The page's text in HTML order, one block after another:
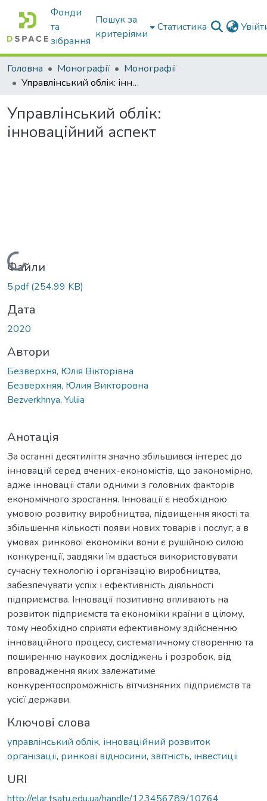
Фонди
та
зібрання
Пошук за
критеріями
Статистика
Головна Монографії
Монографії
Управлінський облік: інноваційний аспект
Управлінський облік:
інноваційний аспект
Вантажиться...
Файли
5.pdf(254.99 KB)
Дата
2020
Автори
Безверхня, Юлія Вікторівна
Безверхняя, Юлия Викторовна
Bezverkhnya, Yuliia
Анотація
За останні десятиліття значно збільшився інтерес до
інновацій серед вчених-економістів, що закономірно,
адже інновації стали одними з головних факторів
економічного зростання. Інновації є необхідною
умовою розвитку виробництва, підвищення якості та
збільшення кількості появи нових товарів і послуг, а в
умовах ринкової економіки вони є рушійною силою
конкуренції, завдяки їм вдається використовувати
сучасну технологію і організацію виробництва,
забезпечувати успіх і ефективність діяльності
підприємства. Інновації позитивно впливають на
розвиток підприємств та економіки країни в цілому,
тому необхідно сприяти ефективному здійсненню
інноваційного процесу, систематичному створенню та
поширенню наукових досліджень і розробок, від
впровадження яких залежатиме
конкурентоспроможність вітчизняних підприємств та
усієї держави.
Ключові слова
управлінський облік, інноваційний розвиток
організації, ринкові відносини, звітність, інвестиції
URI